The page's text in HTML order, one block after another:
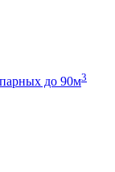
до 90м3